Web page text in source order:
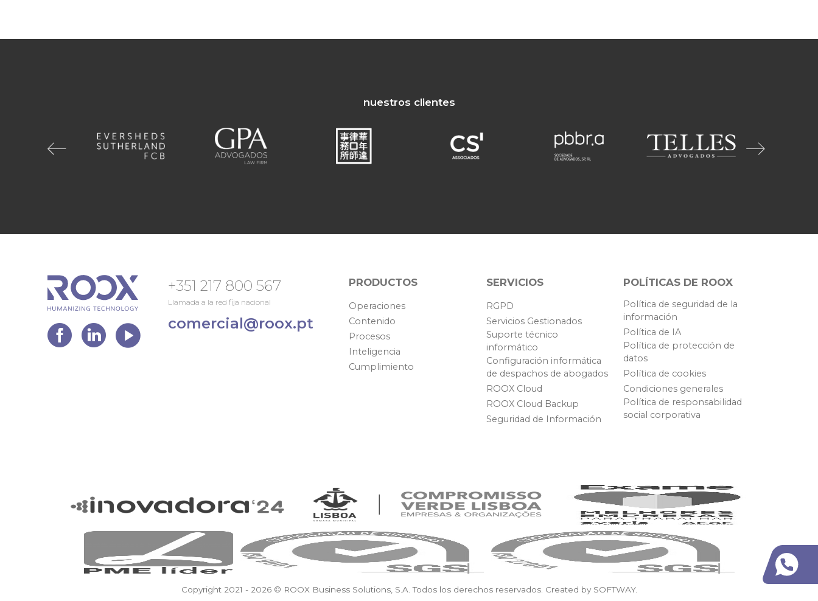
nuestros clientes
+351 217 800 567
Llamada a la red fija nacional
comercial@roox.pt
PRODUCTOS
Operaciones
Contenido
Procesos
Inteligencia
Cumplimiento
SERVICIOS
RGPD
Servicios Gestionados
Suporte técnico
informático
Configuración informática
de despachos de abogados
ROOX Cloud
ROOX Cloud Backup
Seguridad de Información
POLÍTICAS DE ROOX
Política de seguridad de la
información
Política de IA
Política de protección de
datos
Política de cookies
Condiciones generales
Política de responsabilidad
social corporativa
Copyright 2021 - 2026 © ROOX Business Solutions, S.A. Todos los derechos reservados. Created by SOFTWAY.